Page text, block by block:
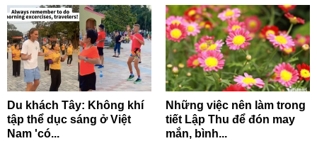
Du khách Tây: Không khí
tập thể dục sáng ở Việt
Nam 'có...
Những việc nên làm trong
tiết Lập Thu để đón may
mắn, bình...